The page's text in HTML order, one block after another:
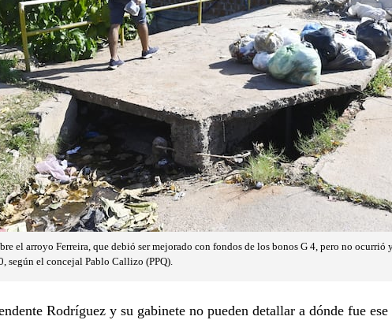
el arroyo Ferreira, que debió ser mejorado con fondos de los bonos G 4, pero no ocurrió
según el concejal Pablo Callizo (PPQ).
Rodríguez y su gabinete no pueden detallar a dónde fue ese